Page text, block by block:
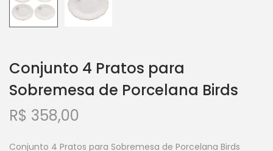
Conjunto 4 Pratos para
Sobremesa de Porcelana Birds
R$ 358,00
Conjunto 4 Pratos para Sobremesa de Porcelana Birds